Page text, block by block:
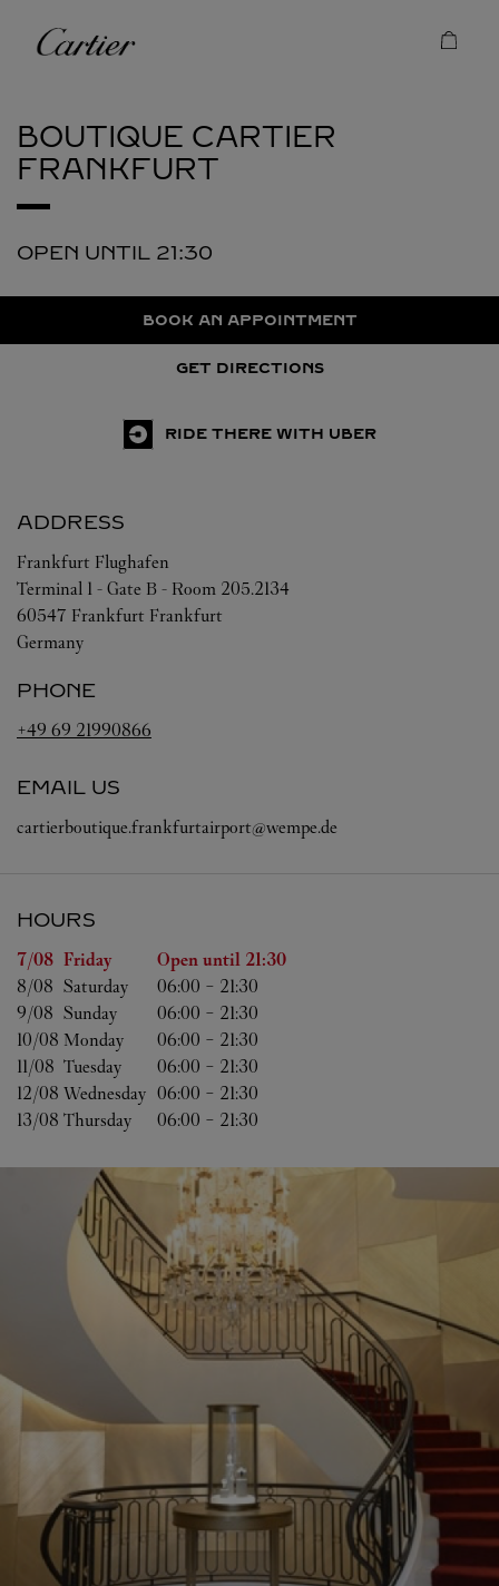
Cartier
BOUTIQUE CARTIER
FRANKFURT
OPEN UNTIL 21:30
BOOK AN APPOINTMENT
GET DIRECTIONS
RIDE THERE WITH UBER
ADDRESS
Frankfurt Flughafen
Terminal 1 - Gate B - Room 205.2134
60547 Frankfurt Frankfurt
Germany
PHONE
+49 69 21990866
EMAIL US
cartierboutique.frankfurtairport@wempe.de
HOURS
Day of the Week Hours
7/08 Friday Open until 21:30
8/08 Saturday 06:00 - 21:30
9/08 Sunday 06:00 - 21:30
10/08 Monday 06:00 - 21:30
11/08 Tuesday 06:00 - 21:30
12/08 Wednesday 06:00 - 21:30
13/08 Thursday 06:00 - 21:30